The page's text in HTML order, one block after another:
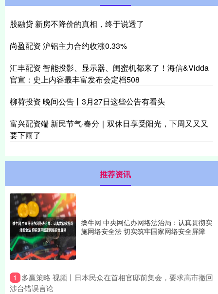
股融贷 新房不降价的真相，终于说透了
尚盈配资 沪铝主力合约收涨0.33%
汇丰配资 智能投影、显示器、闺蜜机都来了！海信&Vidda
官宣：史上内容最丰富发布会定档508
柳荷投资 晚间公告丨3月27日这些公告有看头
富兴配资端 新民节气·春分｜双休日享受阳光，下周又又又
要下雨了
推荐资讯
擒牛网 中央网信办网络法治局：认真贯彻实
施网络安全法 切实筑牢国家网络安全屏障
1
​多赢策略 视频丨日本民众在首相官邸前集会，要求高市撤回
涉台错误言论